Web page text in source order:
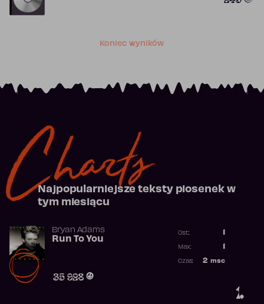
Koniec wyników
Charts
Najpopularniejsze teksty piosenek w
tym miesiącu
1.
Bryan Adams
Run To You
35 928
Ost.:
Max:
2 msc
Czas: